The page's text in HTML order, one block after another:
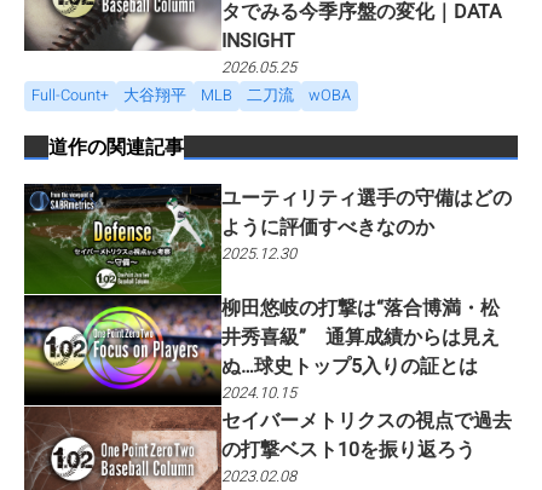
タでみる今季序盤の変化｜DATA
INSIGHT
2026.05.25
Full-Count+
大谷翔平 MLB 二刀流 wOBA
道作の関連記事
ユーティリティ選手の守備はどの
ように評価すべきなのか
2025.12.30
柳田悠岐の打撃は“落合博満・松
井秀喜級” 通算成績からは見え
ぬ…球史トップ5入りの証とは
2024.10.15
セイバーメトリクスの視点で過去
の打撃ベスト10を振り返ろう
2023.02.08